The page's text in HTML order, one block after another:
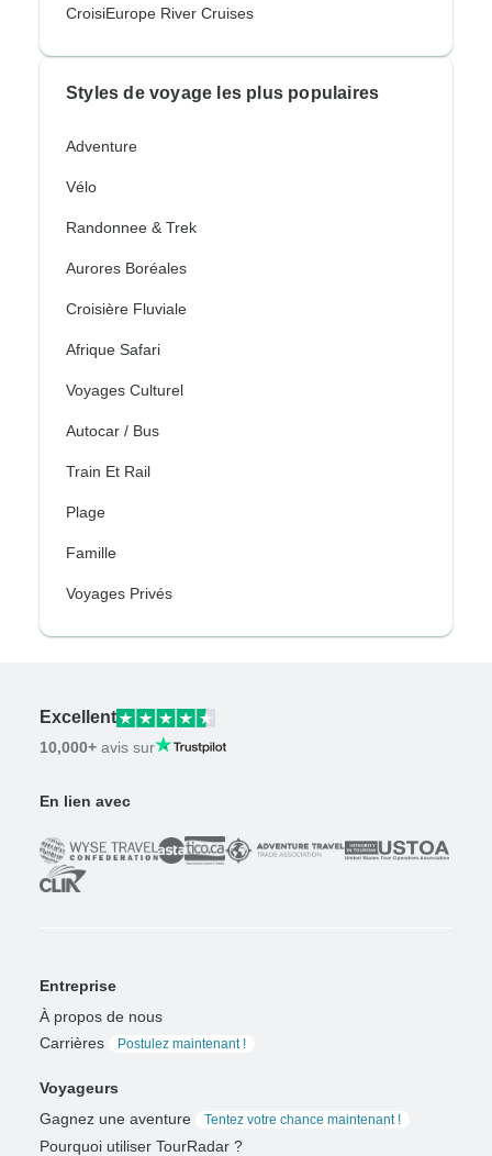
CroisiEurope River Cruises
Styles de voyage les plus populaires
Adventure
Vélo
Randonnee & Trek
Aurores Boréales
Croisière Fluviale
Afrique Safari
Voyages Culturel
Autocar / Bus
Train Et Rail
Plage
Famille
Voyages Privés
Excellent
10,000+ avis sur
En lien avec
Entreprise
À propos de nous
Carrières
Postulez maintenant !
Voyageurs
Gagnez une aventure
Tentez votre chance maintenant !
Pourquoi utiliser TourRadar ?